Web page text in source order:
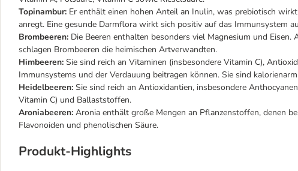
Topinambur: Er enthält einen hohen Anteil an Inulin, was prebiotisch
anregt. Eine gesunde Darmflora wirkt sich positiv auf das Immunsystem
Brombeeren: Die Beeren enthalten besonders viel Magnesium und
schlagen Brombeeren die heimischen Artverwandten.
Himbeeren: Sie sind reich an Vitaminen (insbesondere Vitamin C),
Immunsystems und der Verdauung beitragen können. Sie sind
Heidelbeeren: Sie sind reich an Antioxidantien, insbesondere
Vitamin C) und Ballaststoffen.
Aroniabeeren: Aronia enthält große Mengen an Pflanzenstoffen, denen
Flavonoiden und phenolischen Säure.
Produkt-Highlights